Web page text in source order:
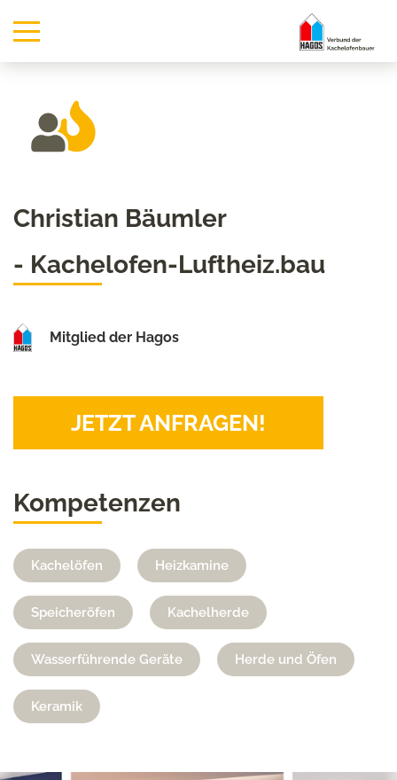
Christian Bäumler
- Kachelofen-Luftheiz.bau
Mitglied der Hagos
JETZT ANFRAGEN!
Kompetenzen
Kachelöfen Heizkamine
Speicheröfen Kachelherde
Wasserführende Geräte Herde und Öfen
Keramik